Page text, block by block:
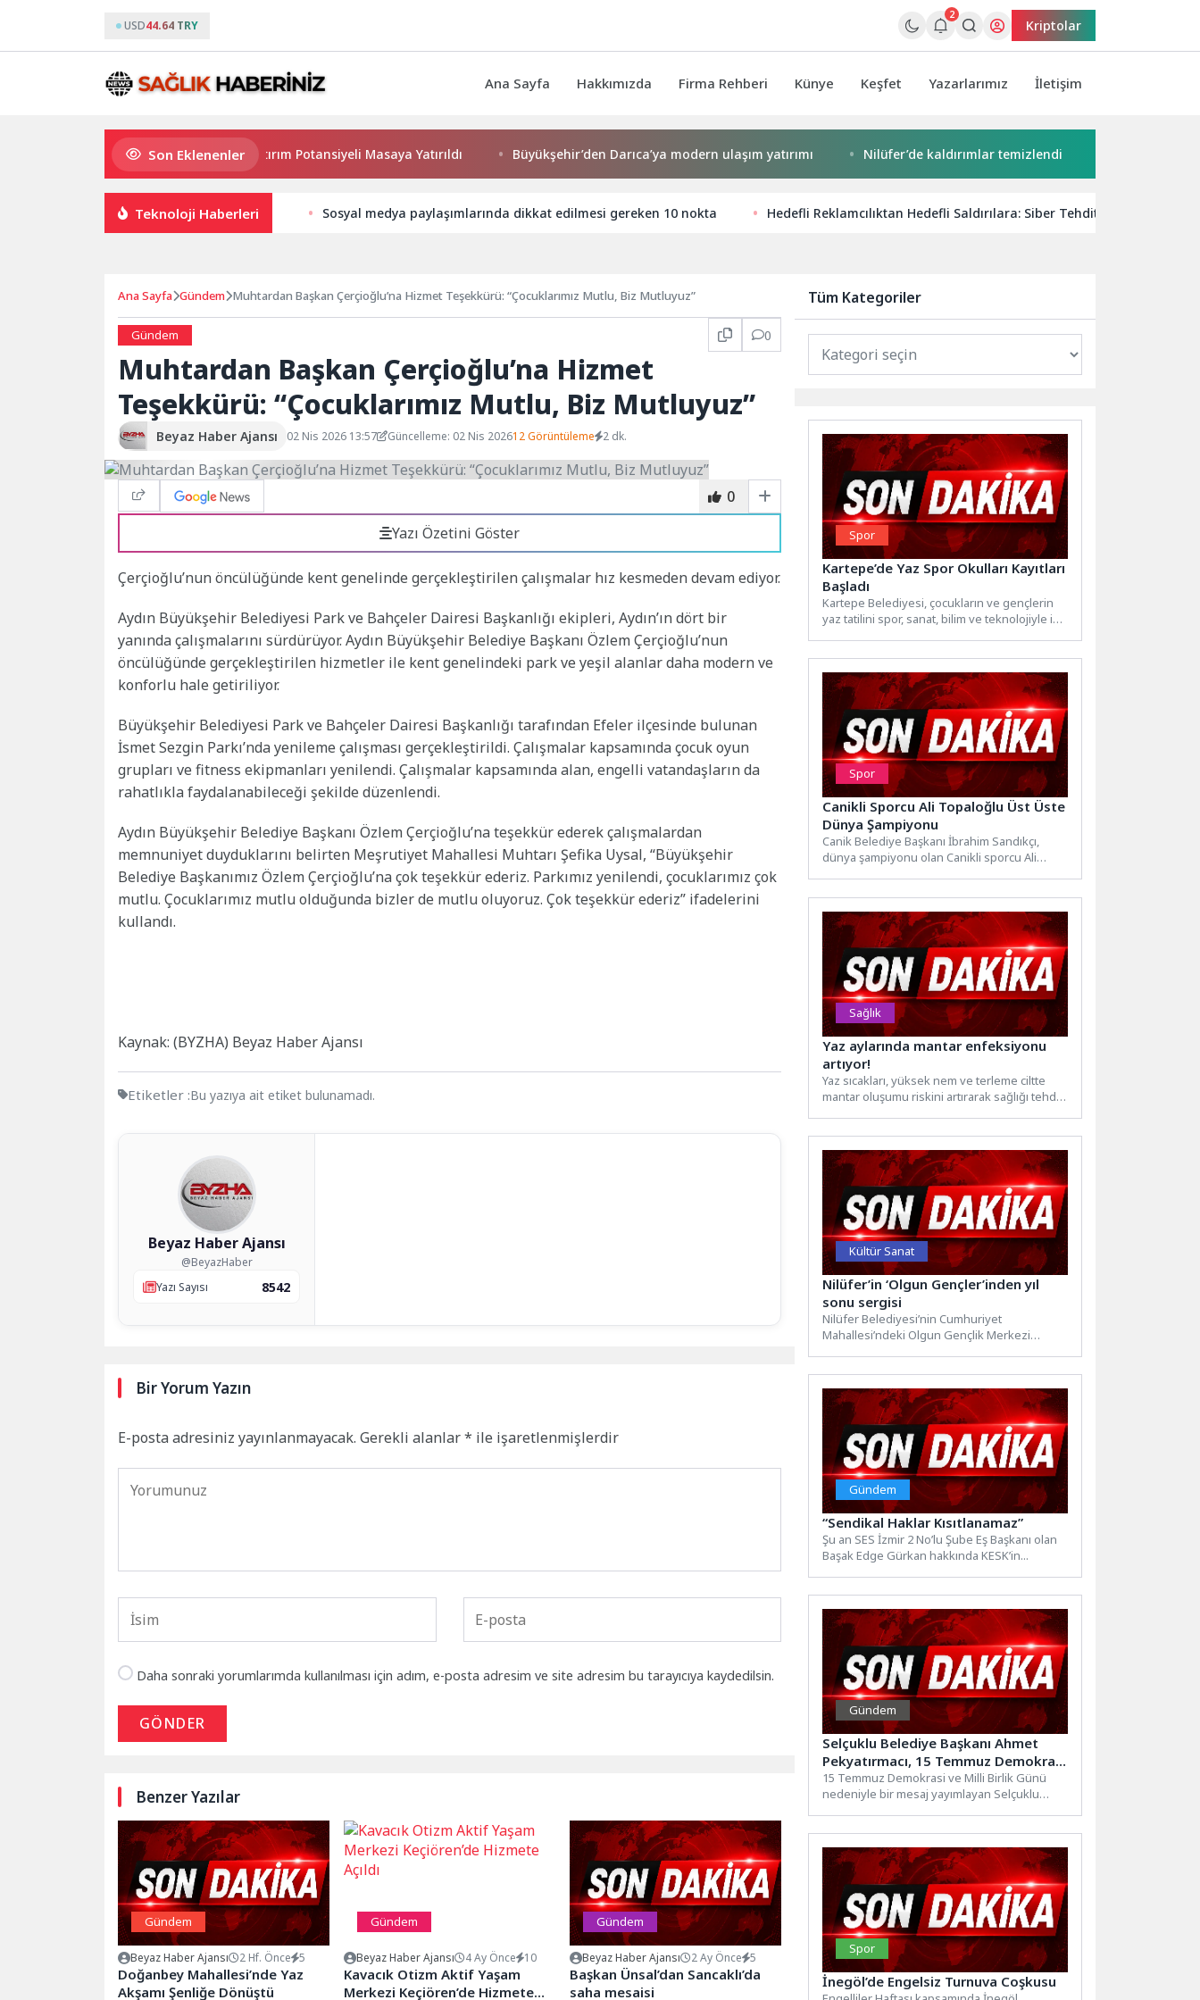
USD44.64 TRY
2
Kriptolar
Ana Sayfa Hakkımızda Firma Rehberi Künye Keşfet Yazarlarımız İletişim
Son Eklenenler
Haymana’nın Geleceği ve Yatırım Potansiyeli Masaya Yatırıldı Büyükşehir’den Darıca’ya modern ulaşım yatırımı Nilüfer’de kaldırımlar temizlendi
Teknoloji Haberleri Sosyal medya paylaşımlarında dikkat edilmesi gereken 10 nokta Hedefli Reklamcılıktan Hedefli Saldırılara: Siber Tehdit Aktörleri
Ana Sayfa Gündem Muhtardan Başkan Çerçioğlu’na Hizmet Teşekkürü: “Çocuklarımız Mutlu, Biz Mutluyuz”
Gündem 0
Muhtardan Başkan Çerçioğlu’na Hizmet
Teşekkürü: “Çocuklarımız Mutlu, Biz Mutluyuz”
Beyaz Haber Ajansı 02 Nis 2026 13:57 Güncelleme: 02 Nis 202612 Görüntüleme 2 dk.
0
Yazı Özetini Göster
Çerçioğlu’nun öncülüğünde kent genelinde gerçekleştirilen çalışmalar hız kesmeden devam ediyor.
Aydın Büyükşehir Belediyesi Park ve Bahçeler Dairesi Başkanlığı ekipleri, Aydın’ın dört bir
yanında çalışmalarını sürdürüyor. Aydın Büyükşehir Belediye Başkanı Özlem Çerçioğlu’nun
öncülüğünde gerçekleştirilen hizmetler ile kent genelindeki park ve yeşil alanlar daha modern ve
konforlu hale getiriliyor.
Büyükşehir Belediyesi Park ve Bahçeler Dairesi Başkanlığı tarafından Efeler ilçesinde bulunan
İsmet Sezgin Parkı’nda yenileme çalışması gerçekleştirildi. Çalışmalar kapsamında çocuk oyun
grupları ve fitness ekipmanları yenilendi. Çalışmalar kapsamında alan, engelli vatandaşların da
rahatlıkla faydalanabileceği şekilde düzenlendi.
Aydın Büyükşehir Belediye Başkanı Özlem Çerçioğlu’na teşekkür ederek çalışmalardan
memnuniyet duyduklarını belirten Meşrutiyet Mahallesi Muhtarı Şefika Uysal, “Büyükşehir
Belediye Başkanımız Özlem Çerçioğlu’na çok teşekkür ederiz. Parkımız yenilendi, çocuklarımız çok
mutlu. Çocuklarımız mutlu olduğunda bizler de mutlu oluyoruz. Çok teşekkür ederiz” ifadelerini
kullandı.
Kaynak: (BYZHA) Beyaz Haber Ajansı
Etiketler :Bu yazıya ait etiket bulunamadı.
Beyaz Haber Ajansı
@BeyazHaber
Yazı Sayısı
8542
Bir Yorum Yazın
E-posta adresiniz yayınlanmayacak. Gerekli alanlar* ile işaretlenmişlerdir
Daha sonraki yorumlarımda kullanılması için adım, e-posta adresim ve site adresim bu tarayıcıya kaydedilsin.
GÖNDER
Benzer Yazılar
Gündem
Beyaz Haber Ajansı 2 Hf. Önce 5
Doğanbey Mahallesi’nde Yaz
Akşamı Şenliğe Dönüştü
Gündem
Beyaz Haber Ajansı 4 Ay Önce 10
Kavacık Otizm Aktif Yaşam
Merkezi Keçiören’de Hizmete
Gündem
Beyaz Haber Ajansı 2 Ay Önce 5
Başkan Ünsal’dan Sancaklı’da
saha mesaisi
Tüm Kategoriler
Spor
Kartepe’de Yaz Spor Okulları Kayıtları
Başladı
Kartepe Belediyesi, çocukların ve gençlerin
yaz tatilini spor, sanat, bilim ve teknolojiyle iç
Spor
Canikli Sporcu Ali Topaloğlu Üst Üste
Dünya Şampiyonu
Canik Belediye Başkanı İbrahim Sandıkçı,
dünya şampiyonu olan Canikli sporcu Ali
Sağlık
Yaz aylarında mantar enfeksiyonu
artıyor!
Yaz sıcakları, yüksek nem ve terleme ciltte
mantar oluşumu riskini artırarak sağlığı tehdit
Kültür Sanat
Nilüfer’in ‘Olgun Gençler’inden yıl
sonu sergisi
Nilüfer Belediyesi’nin Cumhuriyet
Mahallesi’ndeki Olgun Gençlik Merkezi
Gündem
“Sendikal Haklar Kısıtlanamaz”
Şu an SES İzmir 2 No’lu Şube Eş Başkanı olan
Başak Edge Gürkan hakkında KESK’in...
Gündem
Selçuklu Belediye Başkanı Ahmet
Pekyatırmacı, 15 Temmuz Demokrasi
ve Milli Birlik Günü dolayısıyla bir
mesaj yayımladı
15 Temmuz Demokrasi ve Milli Birlik Günü
nedeniyle bir mesaj yayımlayan Selçuklu
Spor
İnegöl’de Engelsiz Turnuva Coşkusu